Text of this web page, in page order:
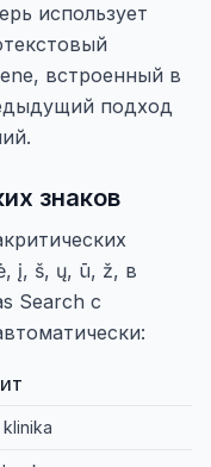
использует
встроенный в
подход
знаков
į, š, ų, ū, ž, в
Search с
klinika